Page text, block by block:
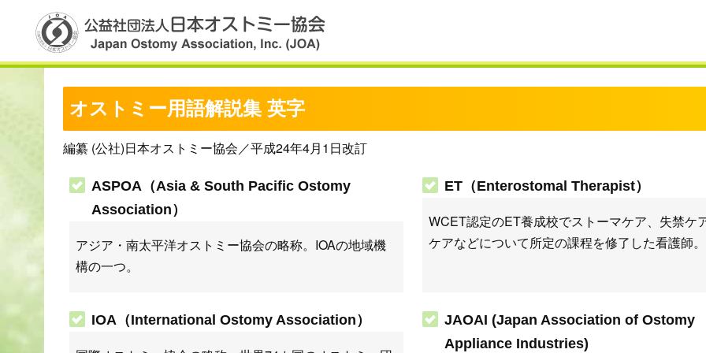
オストミー用語解説集 英字
編纂 (公社)日本オストミー協会／平成24年4月1日改訂
ASPOA（Asia & South Pacific Ostomy
Association）
アジア・南太平洋オストミー協会の略称。IOAの地域機
構の一つ。
ET（Enterostomal Therapist）
WCET認定のET養成校でストーマケア、失禁ケ
ケアなどについて所定の課程を修了した看護師。
IOA（International Ostomy Association）
JAOAI (Japan Association of Ostomy
Appliance Industries)